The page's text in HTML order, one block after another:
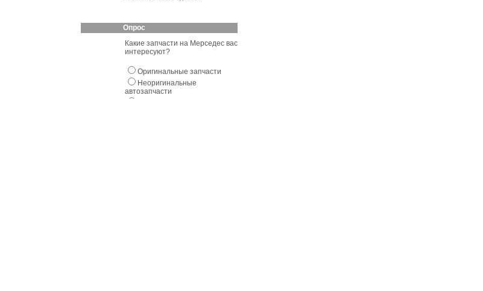
Опрос
Какие запчасти на Мерседес вас
интересуют?
Оригинальные запчасти
Неоригинальные
автозапчасти